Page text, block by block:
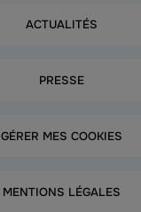
ACTUALITÉS
PRESSE
GÉRER MES COOKIES
MENTIONS LÉGALES